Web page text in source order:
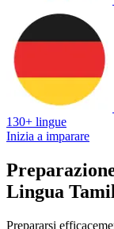
130+ lingue
Inizia a imparare
Lingua Tamil
Prepararsi